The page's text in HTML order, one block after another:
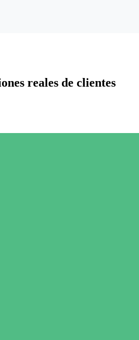
reales de clientes